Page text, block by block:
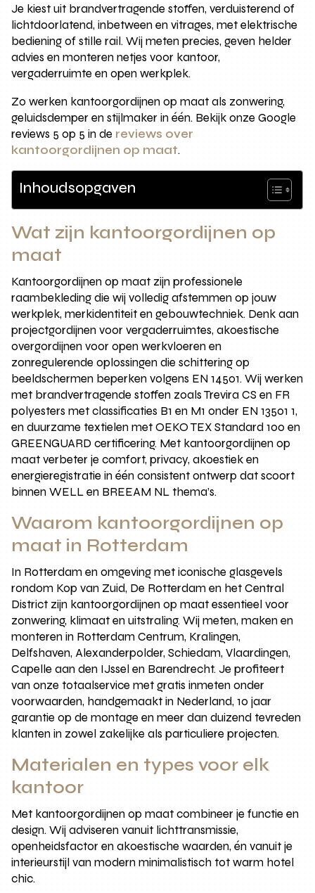
Je kiest uit brandvertragende stoffen, verduisterend of
lichtdoorlatend, inbetween en vitrages, met elektrische
bediening of stille rail. Wij meten precies, geven helder
advies en monteren netjes voor kantoor,
vergaderruimte en open werkplek.
Zo werken kantoorgordijnen op maat als zonwering,
geluidsdemper en stijlmaker in één. Bekijk onze Google
reviews 5 op 5 in de reviews over
kantoorgordijnen op maat.
Inhoudsopgaven
Wat zijn kantoorgordijnen op
maat
Kantoorgordijnen op maat zijn professionele
raambekleding die wij volledig afstemmen op jouw
werkplek, merkidentiteit en gebouwtechniek. Denk aan
projectgordijnen voor vergaderruimtes, akoestische
overgordijnen voor open werkvloeren en
zonregulerende oplossingen die schittering op
beeldschermen beperken volgens EN 14501. Wij werken
met brandvertragende stoffen zoals Trevira CS en FR
polyesters met classificaties B1 en M1 onder EN 13501 1,
en duurzame textielen met OEKO TEX Standard 100 en
GREENGUARD certificering. Met kantoorgordijnen op
maat verbeter je comfort, privacy, akoestiek en
energieregistratie in één consistent ontwerp dat scoort
binnen WELL en BREEAM NL thema’s.
Waarom kantoorgordijnen op
maat in Rotterdam
In Rotterdam en omgeving met iconische glasgevels
rondom Kop van Zuid, De Rotterdam en het Central
District zijn kantoorgordijnen op maat essentieel voor
zonwering, klimaat en uitstraling. Wij meten, maken en
monteren in Rotterdam Centrum, Kralingen,
Delfshaven, Alexanderpolder, Schiedam, Vlaardingen,
Capelle aan den IJssel en Barendrecht. Je profiteert
van onze totaalservice met gratis inmeten onder
voorwaarden, handgemaakt in Nederland, 10 jaar
garantie op de montage en meer dan duizend tevreden
klanten in zowel zakelijke als particuliere projecten.
Materialen en types voor elk
kantoor
Met kantoorgordijnen op maat combineer je functie en
design. Wij adviseren vanuit lichttransmissie,
openheidsfactor en akoestische waarden, én vanuit je
interieurstijl van modern minimalistisch tot warm hotel
chic.